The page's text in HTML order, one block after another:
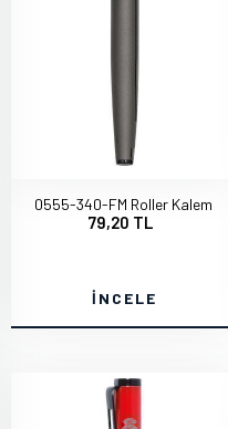
0555-340-FM Roller Kalem
79,20 TL
İNCELE